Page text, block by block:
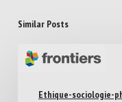
Similar Posts
Ethique-sociologie-